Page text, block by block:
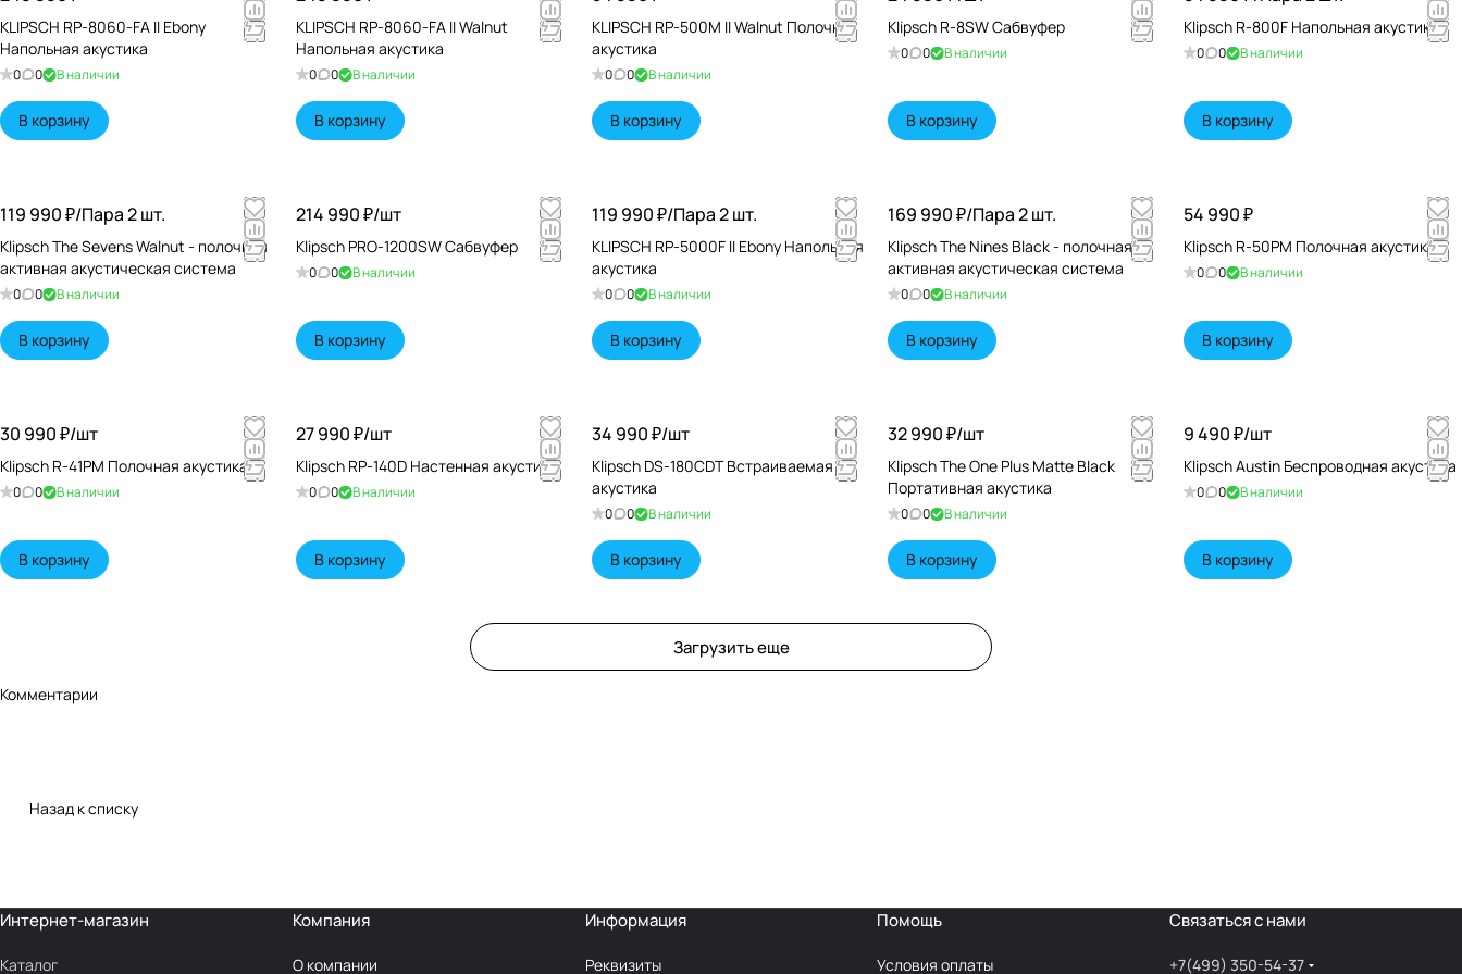
KLIPSCH RP-8060-FA II Ebony
Напольная акустика
0 0 В наличии
В корзину
KLIPSCH RP-8060-FA II Walnut
Напольная акустика
0 0 В наличии
В корзину
KLIPSCH RP-500M II Walnut Полочная
акустика
0 0 В наличии
В корзину
Klipsch R-8SW Сабвуфер
0 0 В наличии
В корзину
Klipsch R-800F Напольная акустика
0 0 В наличии
В корзину
119 990 ₽/Пара 2 шт.
Klipsch The Sevens Walnut - полочная
активная акустическая система
0 0 В наличии
В корзину
214 990 ₽/шт
Klipsch PRO-1200SW Сабвуфер
0 0 В наличии
В корзину
119 990 ₽/Пара 2 шт.
KLIPSCH RP-5000F II Ebony Напольная
акустика
0 0 В наличии
В корзину
169 990 ₽/Пара 2 шт.
Klipsch The Nines Black - полочная
активная акустическая система
0 0 В наличии
В корзину
54 990 ₽
Klipsch R-50PM Полочная акустика
0 0 В наличии
В корзину
30 990 ₽/шт
Klipsch R-41PM Полочная акустика
0 0 В наличии
В корзину
27 990 ₽/шт
Klipsch RP-140D Настенная акустика
0 0 В наличии
В корзину
34 990 ₽/шт
Klipsch DS-180CDT Встраиваемая
акустика
0 0 В наличии
В корзину
32 990 ₽/шт
Klipsch The One Plus Matte Black
Портативная акустика
0 0 В наличии
В корзину
9 490 ₽/шт
Klipsch Austin Беспроводная акустика
0 0 В наличии
В корзину
Загрузить еще
Комментарии
Назад к списку
Интернет-магазин
Каталог
Компания
О компании
Информация
Реквизиты
Помощь
Условия оплаты
Связаться с нами
+7(499) 350-54-37